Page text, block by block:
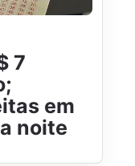
7
em
noite